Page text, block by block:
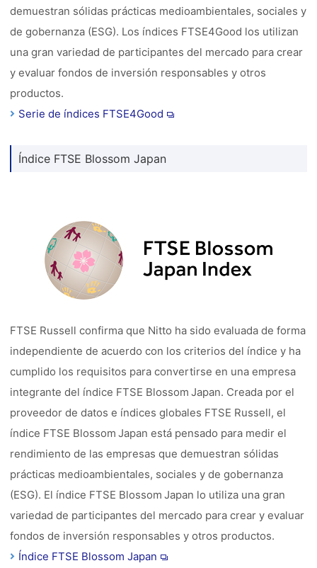
demuestran sólidas prácticas medioambientales, sociales y
de gobernanza (ESG). Los índices FTSE4Good los utilizan
una gran variedad de participantes del mercado para crear
y evaluar fondos de inversión responsables y otros
productos.
Serie de índices FTSE4Good
Índice FTSE Blossom Japan
FTSE Russell confirma que Nitto ha sido evaluada de forma
independiente de acuerdo con los criterios del índice y ha
cumplido los requisitos para convertirse en una empresa
integrante del índice FTSE Blossom Japan. Creada por el
proveedor de datos e índices globales FTSE Russell, el
índice FTSE Blossom Japan está pensado para medir el
rendimiento de las empresas que demuestran sólidas
prácticas medioambientales, sociales y de gobernanza
(ESG). El índice FTSE Blossom Japan lo utiliza una gran
variedad de participantes del mercado para crear y evaluar
fondos de inversión responsables y otros productos.
Índice FTSE Blossom Japan